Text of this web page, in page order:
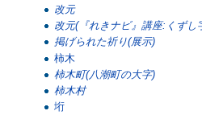
改元
改元(『れきナビ』講座:くずし
掲げられた祈り(展示)
柿木
柿木町(八潮町の大字)
柿木村
垳